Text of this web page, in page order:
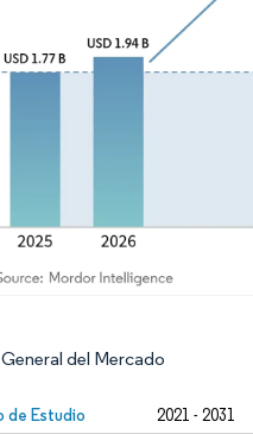
del Mercado
de Estudio 2021 - 2031
Imagen ©